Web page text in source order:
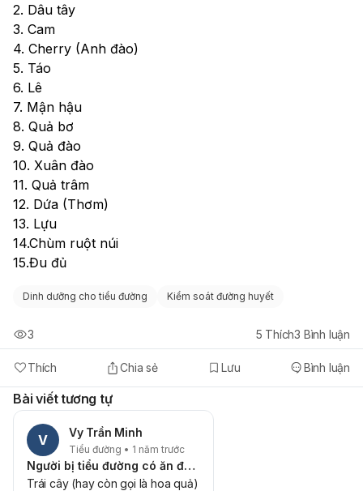
2. Dâu tây
3. Cam
4. Cherry (Anh đào)
5. Táo
6. Lê
7. Mận hậu
8. Quả bơ
9. Quả đào
10. Xuân đào
11. Quả trâm
12. Dứa (Thơm)
13. Lựu
14.Chùm ruột núi
15.Đu đủ
Dinh dưỡng cho tiểu đường Kiểm soát đường huyết
Thích Chia sẻ Lưu Bình luận
3 5 Thích3 Bình luận
Bài viết tương tự
V Vy Trần Minh
Tiểu đường • 1 năm trước
Người bị tiểu đường có ăn được hoa quả không?
Trái cây (hay còn gọi là hoa quả)